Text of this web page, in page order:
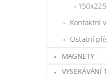
Kontaktní
Ostatní
MAGNETY
VYSEKÁVÁNÍ